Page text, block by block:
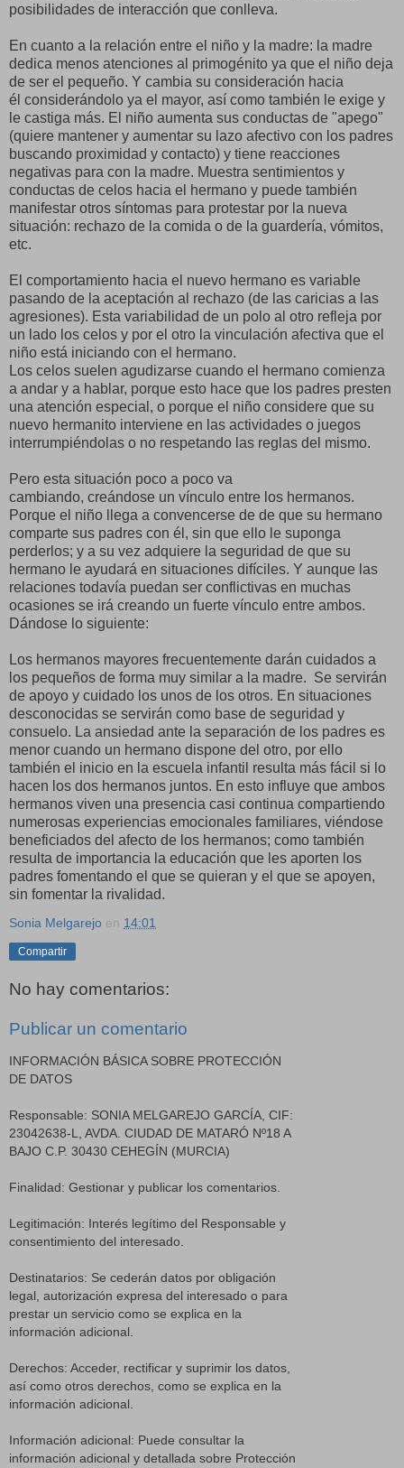
posibilidades de interacción que conlleva.
En cuanto a la relación entre el niño y la madre: la madre
dedica menos atenciones al primogénito ya que el niño deja
de ser el pequeño. Y cambia su consideración hacia
él considerándolo ya el mayor, así como también le exige y
le castiga más. El niño aumenta sus conductas de "apego"
(quiere mantener y aumentar su lazo afectivo con los padres
buscando proximidad y contacto) y tiene reacciones
negativas para con la madre. Muestra sentimientos y
conductas de celos hacia el hermano y puede también
manifestar otros síntomas para protestar por la nueva
situación: rechazo de la comida o de la guardería, vómitos,
etc.
El comportamiento hacia el nuevo hermano es variable
pasando de la aceptación al rechazo (de las caricias a las
agresiones). Esta variabilidad de un polo al otro refleja por
un lado los celos y por el otro la vinculación afectiva que el
niño está iniciando con el hermano.
Los celos suelen agudizarse cuando el hermano comienza
a andar y a hablar, porque esto hace que los padres presten
una atención especial, o porque el niño considere que su
nuevo hermanito interviene en las actividades o juegos
interrumpiéndolas o no respetando las reglas del mismo.
Pero esta situación poco a poco va
cambiando, creándose un vínculo entre los hermanos.
Porque el niño llega a convencerse de de que su hermano
comparte sus padres con él, sin que ello le suponga
perderlos; y a su vez adquiere la seguridad de que su
hermano le ayudará en situaciones difíciles. Y aunque las
relaciones todavía puedan ser conflictivas en muchas
ocasiones se irá creando un fuerte vínculo entre ambos.
Dándose lo siguiente:
Los hermanos mayores frecuentemente darán cuidados a
los pequeños de forma muy similar a la madre. Se servirán
de apoyo y cuidado los unos de los otros. En situaciones
desconocidas se servirán como base de seguridad y
consuelo. La ansiedad ante la separación de los padres es
menor cuando un hermano dispone del otro, por ello
también el inicio en la escuela infantil resulta más fácil si lo
hacen los dos hermanos juntos. En esto influye que ambos
hermanos viven una presencia casi continua compartiendo
numerosas experiencias emocionales familiares, viéndose
beneficiados del afecto de los hermanos; como también
resulta de importancia la educación que les aporten los
padres fomentando el que se quieran y el que se apoyen,
sin fomentar la rivalidad.
Sonia Melgarejo en 14:01
Compartir
No hay comentarios:
Publicar un comentario
INFORMACIÓN BÁSICA SOBRE PROTECCIÓN
DE DATOS
Responsable: SONIA MELGAREJO GARCÍA, CIF:
23042638-L, AVDA. CIUDAD DE MATARÓ Nº18 A
BAJO C.P. 30430 CEHEGÍN (MURCIA)
Finalidad: Gestionar y publicar los comentarios.
Legitimación: Interés legítimo del Responsable y
consentimiento del interesado.
Destinatarios: Se cederán datos por obligación
legal, autorización expresa del interesado o para
prestar un servicio como se explica en la
información adicional.
Derechos: Acceder, rectificar y suprimir los datos,
así como otros derechos, como se explica en la
información adicional.
Información adicional: Puede consultar la
información adicional y detallada sobre Protección